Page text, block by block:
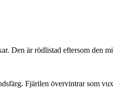
Den är rödlistad eftersom den
Fjärilen övervintrar som